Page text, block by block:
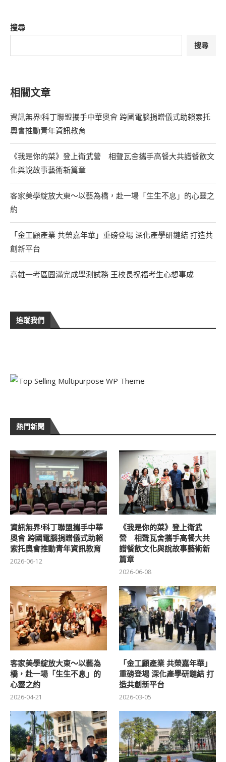
搜尋
搜尋
相關文章
資訊無界!科丁聯盟攜手中華奧會 跨國電腦捐贈儀式助賴索托
奧會推動青年資訊教育
《我是你的菜》登上衛武營 相聲瓦舍攜手高餐大共譜餐飲文
化與說故事藝術新篇章
客家美學綻放大東～以藝為橋，赴一場「生生不息」的心靈之
約
「金工顧產業 共榮嘉年華」重磅登場 深化產學研鏈結 打造共
創新平台
高雄一考區圓滿完成學測試務 王校長祝福考生心想事成
追蹤我們
熱門新聞
資訊無界!科丁聯盟攜手中華
奧會 跨國電腦捐贈儀式助賴
索托奧會推動青年資訊教育
2026-06-12
《我是你的菜》登上衛武
營 相聲瓦舍攜手高餐大共
譜餐飲文化與說故事藝術新
篇章
2026-06-08
客家美學綻放大東～以藝為
橋，赴一場「生生不息」的
心靈之約
2026-04-21
「金工顧產業 共榮嘉年華」
重磅登場 深化產學研鏈結 打
造共創新平台
2026-03-05